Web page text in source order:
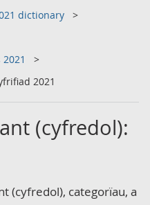
dictionary
2021
(cyfredol):
(cyfredol), categorïau, a